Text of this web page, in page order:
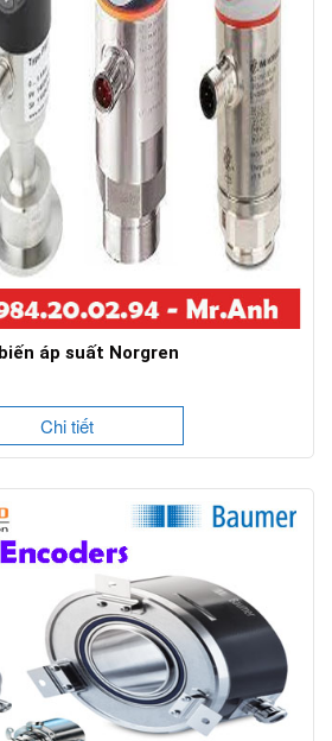
áp suất Norgren
Chi tiết